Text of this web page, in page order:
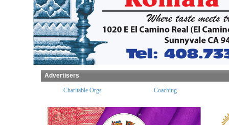
Advertisers
Charitable Orgs Coaching